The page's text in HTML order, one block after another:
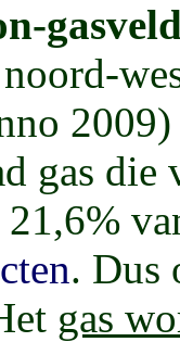
gas
21,6%
. Dus
gas